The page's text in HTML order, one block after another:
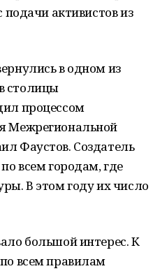
подачи активистов из
в одном из
столицы
процессом
Межрегиональной
Фаустов. Создатель
всем городам, где
В этом году их число
большой интерес. К
всем правилам